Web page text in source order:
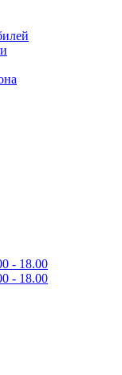
- 18.00
- 18.00